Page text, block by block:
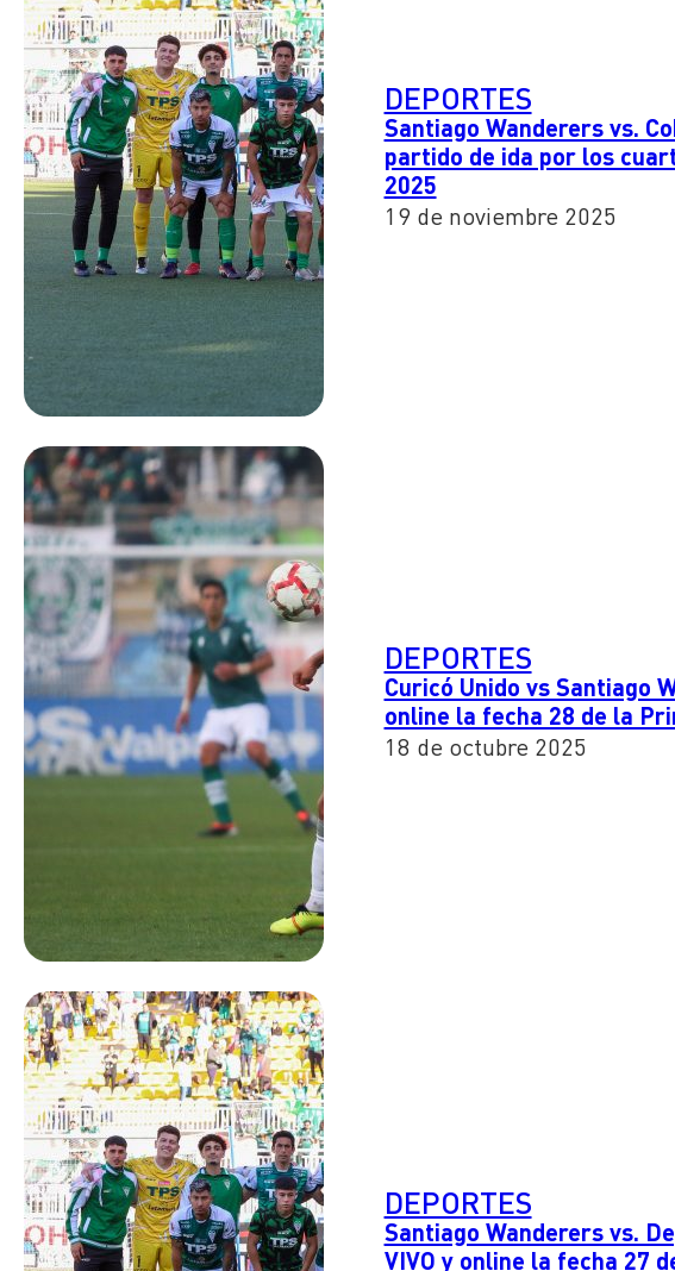
DEPORTES
Santiago Wanderers vs.
partido de ida por los
2025
19 de noviembre 2025
DEPORTES
Curicó Unido vs Santiago
online la fecha 28 de la
18 de octubre 2025
DEPORTES
Santiago Wanderers vs.
VIVO y online la fecha 27